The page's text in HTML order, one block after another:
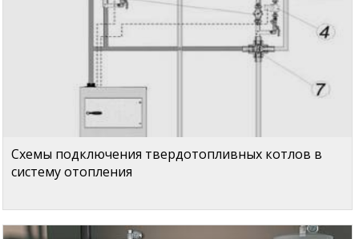
Схемы подключения твердотопливных котлов в
систему отопления